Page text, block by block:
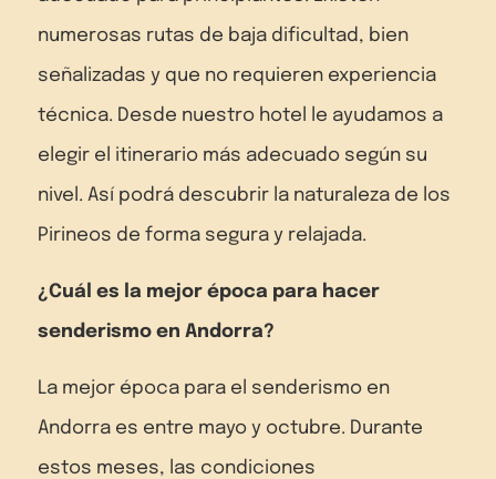
numerosas rutas de baja dificultad, bien
señalizadas y que no requieren experiencia
técnica. Desde nuestro hotel le ayudamos a
elegir el itinerario más adecuado según su
nivel. Así podrá descubrir la naturaleza de los
Pirineos de forma segura y relajada.
¿Cuál es la mejor época para hacer
senderismo en Andorra?
La mejor época para el senderismo en
Andorra es entre mayo y octubre. Durante
estos meses, las condiciones